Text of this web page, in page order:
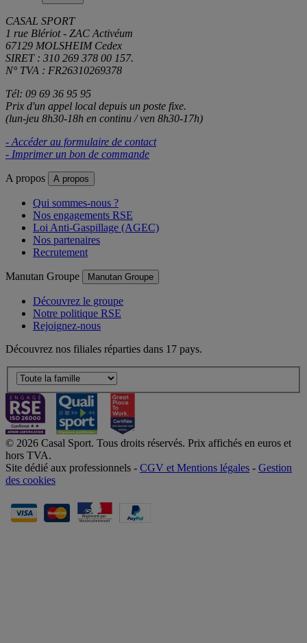
CASAL SPORT
1 rue Blériot - ZAC Activéum
67129 MOLSHEIM Cedex
SIRET : 310 269 378 00 157.
N° TVA : FR26310269378
Tél: 09 69 36 95 95
Prix d'un appel local depuis un poste fixe.
(lun-jeu 8h30-18h en continu / ven 8h30-17h)
- Accéder au formulaire de contact
- Imprimer un bon de commande
A propos A propos
Qui sommes-nous ?
Nos engagements RSE
Loi Anti-Gaspillage (AGEC)
Nos partenaires
Recrutement
Manutan Groupe Manutan Groupe
Découvrez le groupe
Notre politique RSE
Rejoignez-nous
Découvrez nos filiales réparties dans 17 pays.
© 2026 Casal Sport. Tous droits réservés. Prix affichés en euros et
hors TVA.
Site dédié aux professionnels - CGV et Mentions légales - Gestion
des cookies